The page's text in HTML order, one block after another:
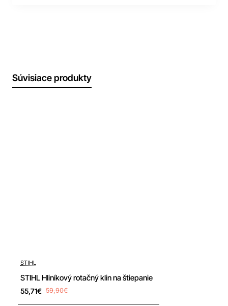
Súvisiace produkty
-7%
STIHL
STIHL Hliníkový rotačný klin na štiepanie
55,71€ 59,90€